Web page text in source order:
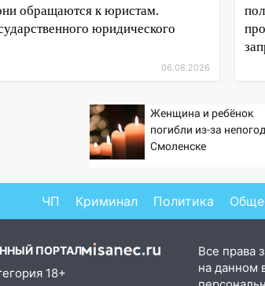
крупная авария
ограничат
по улице Ефремова
ульяновцев готовы
увольняться, если
зарплату
ДТП и
4,6 миллиона
обращаются к юристам.
юридического
06.08.2026
Женщина и ребёнок
погибли из-за
Смоленске
ЧП Криминал Политика
ПОРТАЛ
18+
Все права
на данном